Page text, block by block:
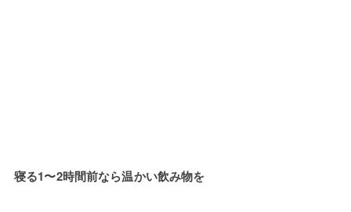
寝る1〜2時間前なら温かい飲み物を